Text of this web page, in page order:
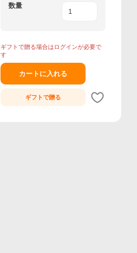
数量
ギフトで贈る場合はログインが必要で
す
カートに入れる
ギフトで贈る